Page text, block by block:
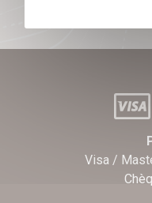
Visa /